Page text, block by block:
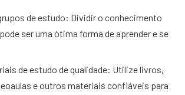
de estudo: Dividir o conhecimento
ser uma ótima forma de aprender e se
de estudo de qualidade: Utilize livros,
e outros materiais confiáveis para